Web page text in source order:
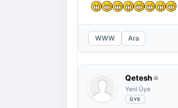
WWW Ara
Qetesh
Yeni Üye